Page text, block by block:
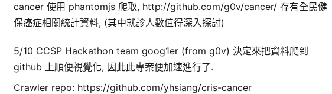
cancer 使用 phantomjs 爬取, http://github.com/g0v/cancer/ 存有全民健
保癌症相關統計資料, (其中就診人數值得深入探討)
5/10 CCSP Hackathon team goog1er (from g0v) 決定來把資料爬到
github 上順便視覺化, 因此此專案便加速進行了.
Crawler repo: https://github.com/yhsiang/cris-cancer